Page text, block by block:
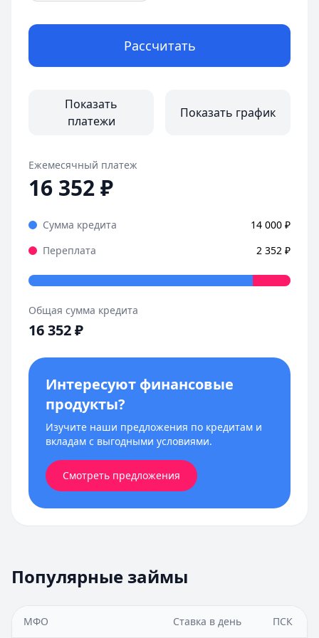
Рассчитать
Показать
платежи
Показать график
Ежемесячный платеж
16 352₽
Сумма кредита 14 000 ₽
Переплата
2 352 ₽
Общая сумма кредита
16 352₽
Интересуют финансовые
продукты?
Изучите наши предложения по кредитам и
вкладам с выгодными условиями.
Смотреть предложения
Популярные займы
МФО Ставка в день ПСК